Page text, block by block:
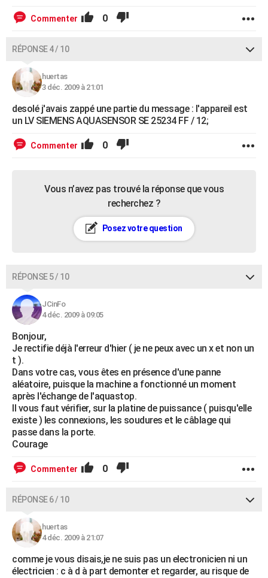
Commenter 0
RÉPONSE 4 / 10
huertas
3 déc. 2009 à 21:01
desolé j'avais zappé une partie du message : l'appareil est
un LV SIEMENS AQUASENSOR SE 25234 FF / 12;
Commenter 0
Vous n’avez pas trouvé la réponse que vous
recherchez ?
Posez votre question
RÉPONSE 5 / 10
JCinFo
4 déc. 2009 à 09:05
Bonjour,
Je rectifie déjà l'erreur d'hier ( je ne peux avec un x et non un
t ).
Dans votre cas, vous êtes en présence d'une panne
aléatoire, puisque la machine a fonctionné un moment
après l'échange de l'aquastop.
Il vous faut vérifier, sur la platine de puissance ( puisqu'elle
existe ) les connexions, les soudures et le câblage qui
passe dans la porte.
Courage
Commenter 0
RÉPONSE 6 / 10
huertas
4 déc. 2009 à 21:07
comme je vous disais,je ne suis pas un electronicien ni un
électricien : c à d à part demonter et regarder, au risque de